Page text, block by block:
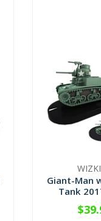
Giant-Man
Tank